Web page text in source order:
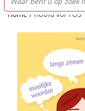
Home/Hoofd vol TOS